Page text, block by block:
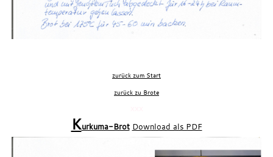
zurück zum Start
zurück zu Brote
Kurkuma-Brot Download als PDF